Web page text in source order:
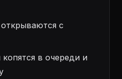
с
в очереди и